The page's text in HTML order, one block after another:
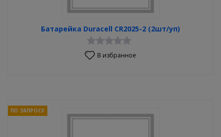
нашего пункта выдачи или магазина. Выбирайте оптимальный
интернет-магазине «Мирэкс»!
Батарейка Duracell CR2025-2 (2шт/уп)
В избранное
ПО ЗАПРОСУ